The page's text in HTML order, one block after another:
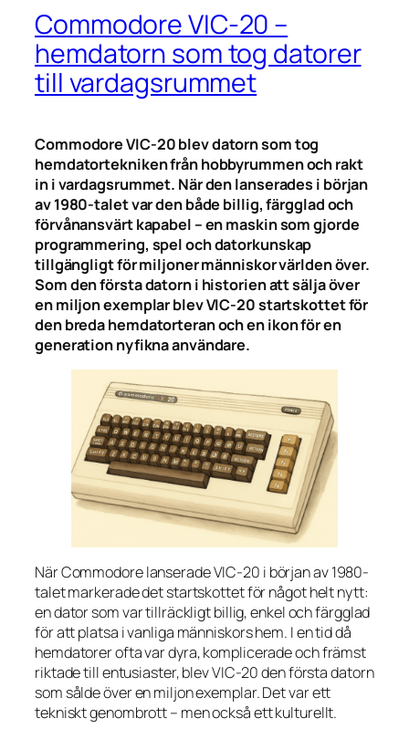
Commodore VIC-20 –
hemdatorn som tog datorer
till vardagsrummet
Commodore VIC-20 blev datorn som tog
hemdatortekniken från hobbyrummen och rakt
in i vardagsrummet. När den lanserades i början
av 1980-talet var den både billig, färgglad och
förvånansvärt kapabel – en maskin som gjorde
programmering, spel och datorkunskap
tillgängligt för miljoner människor världen över.
Som den första datorn i historien att sälja över
en miljon exemplar blev VIC-20 startskottet för
den breda hemdatorteran och en ikon för en
generation nyfikna användare.
När Commodore lanserade VIC-20 i början av 1980-
talet markerade det startskottet för något helt nytt:
en dator som var tillräckligt billig, enkel och färgglad
för att platsa i vanliga människors hem. I en tid då
hemdatorer ofta var dyra, komplicerade och främst
riktade till entusiaster, blev VIC-20 den första datorn
som sålde över en miljon exemplar. Det var ett
tekniskt genombrott – men också ett kulturellt.